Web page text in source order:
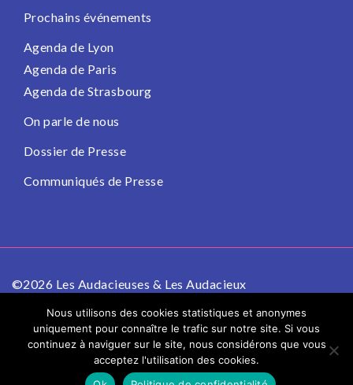
Prochains événements
Agenda de Lyon
Agenda de Paris
Agenda de Strasbourg
On parle de nous
Dossier de Presse
Communiqués de Presse
©2026 Les Audacieuses & Les Audacieux
Politique de confidentialité
Mentions légales
Nous utilisons des cookies statistiques et anonymes
uniquement pour connaître le trafic sur notre site. Si vous
continuez à naviguer sur le site, nous considérons que vous
acceptez l'utilisation des cookies.